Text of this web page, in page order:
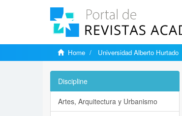
Home Universidad Alberto Hurtado
Discipline
Artes, Arquitectura y Urbanismo